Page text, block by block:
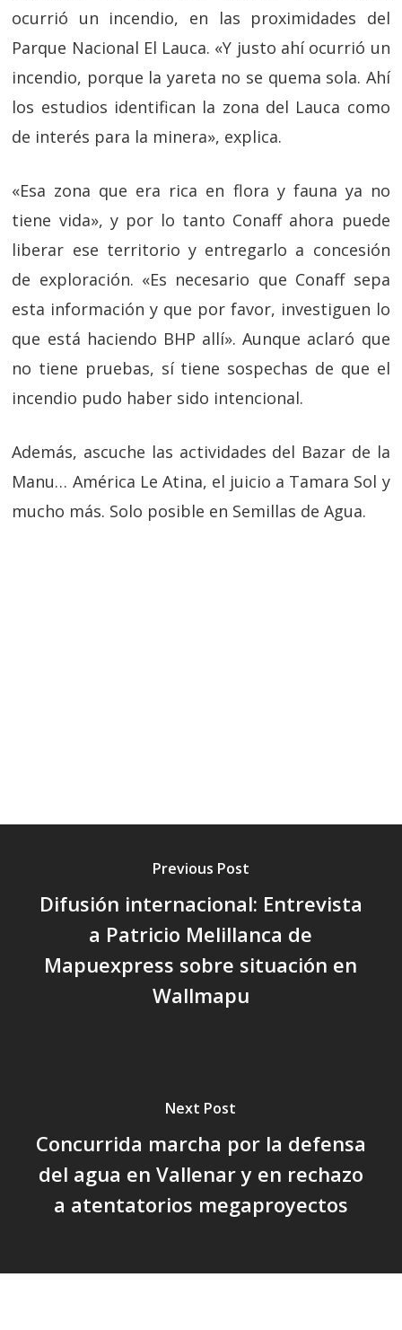
ocurrió un incendio, en las proximidades del
Parque Nacional El Lauca. «Y justo ahí ocurrió un
incendio, porque la yareta no se quema sola. Ahí
los estudios identifican la zona del Lauca como
de interés para la minera», explica.
«Esa zona que era rica en flora y fauna ya no
tiene vida», y por lo tanto Conaff ahora puede
liberar ese territorio y entregarlo a concesión
de exploración. «Es necesario que Conaff sepa
esta información y que por favor, investiguen lo
que está haciendo BHP allí». Aunque aclaró que
no tiene pruebas, sí tiene sospechas de que el
incendio pudo haber sido intencional.
Además, ascuche las actividades del Bazar de la
Manu… América Le Atina, el juicio a Tamara Sol y
mucho más. Solo posible en Semillas de Agua.
Previous Post
Difusión internacional: Entrevista
a Patricio Melillanca de
Mapuexpress sobre situación en
Wallmapu
Next Post
Concurrida marcha por la defensa
del agua en Vallenar y en rechazo
a atentatorios megaproyectos